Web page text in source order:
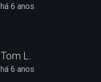
há 6 anos
Tom L.
há 6 anos